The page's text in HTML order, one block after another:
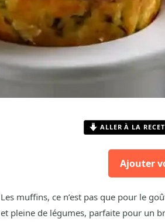
ALLER À LA
Ajouter
Les muffins, ce n’est pas que pour le
et pleine de légumes, parfaite pour un